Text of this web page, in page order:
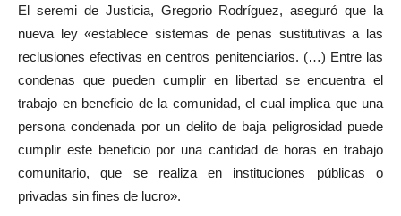
El seremi de Justicia, Gregorio Rodríguez, aseguró que la
nueva ley «establece sistemas de penas sustitutivas a las
reclusiones efectivas en centros penitenciarios. (…) Entre las
condenas que pueden cumplir en libertad se encuentra el
trabajo en beneficio de la comunidad, el cual implica que una
persona condenada por un delito de baja peligrosidad puede
cumplir este beneficio por una cantidad de horas en trabajo
comunitario, que se realiza en instituciones públicas o
privadas sin fines de lucro».